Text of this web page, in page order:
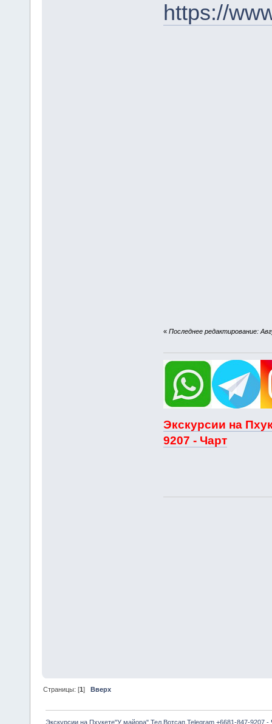
https://
« Последнее редактирование:
Экскурсии на
9207 - Чарт
Страницы: [1]Вверх
Экскурсии на Пхукете"У майора".Тел,Вотсап,Telegram +6681-847-9207 -